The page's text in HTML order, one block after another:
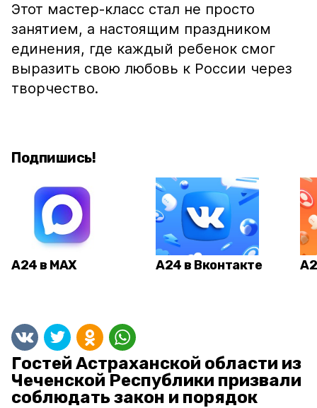
Этот мастер-класс стал не просто
занятием, а настоящим праздником
единения, где каждый ребенок смог
выразить свою любовь к России через
творчество.
Подпишись!
А24 в MAX А24 в Вконтакте
Гостей Астраханской области из
Чеченской Республики призвали
соблюдать закон и порядок